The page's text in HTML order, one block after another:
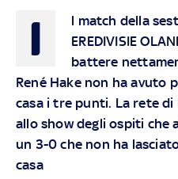
I
l match della
EREDIVISIE
battere
René Hake non ha avuto
casa i tre punti. La rete di
allo show degli ospiti che
un 3-0 che non ha
casa